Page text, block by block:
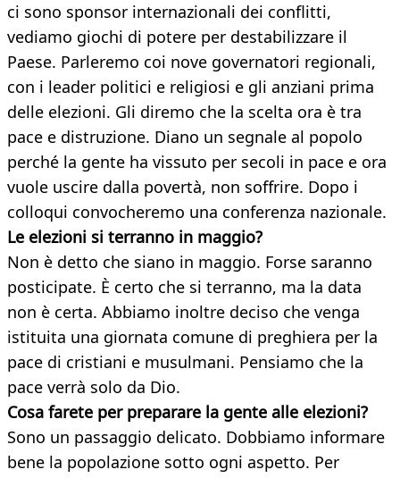
ci sono sponsor internazionali dei conflitti,
vediamo giochi di potere per destabilizzare il
Paese. Parleremo coi nove governatori regionali,
con i leader politici e religiosi e gli anziani prima
delle elezioni. Gli diremo che la scelta ora è tra
pace e distruzione. Diano un segnale al popolo
perché la gente ha vissuto per secoli in pace e ora
vuole uscire dalla povertà, non soffrire. Dopo i
colloqui convocheremo una conferenza nazionale.
Le elezioni si terranno in maggio?
Non è detto che siano in maggio. Forse saranno
posticipate. È certo che si terranno, ma la data
non è certa. Abbiamo inoltre deciso che venga
istituita una giornata comune di preghiera per la
pace di cristiani e musulmani. Pensiamo che la
pace verrà solo da Dio.
Cosa farete per preparare la gente alle elezioni?
Sono un passaggio delicato. Dobbiamo informare
bene la popolazione sotto ogni aspetto. Per